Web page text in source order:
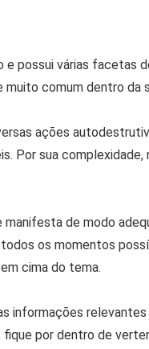
e possui várias
comum dentro da
ações
Por sua
de modo
os momentos
cima do tema.
informações
fique por dentro de